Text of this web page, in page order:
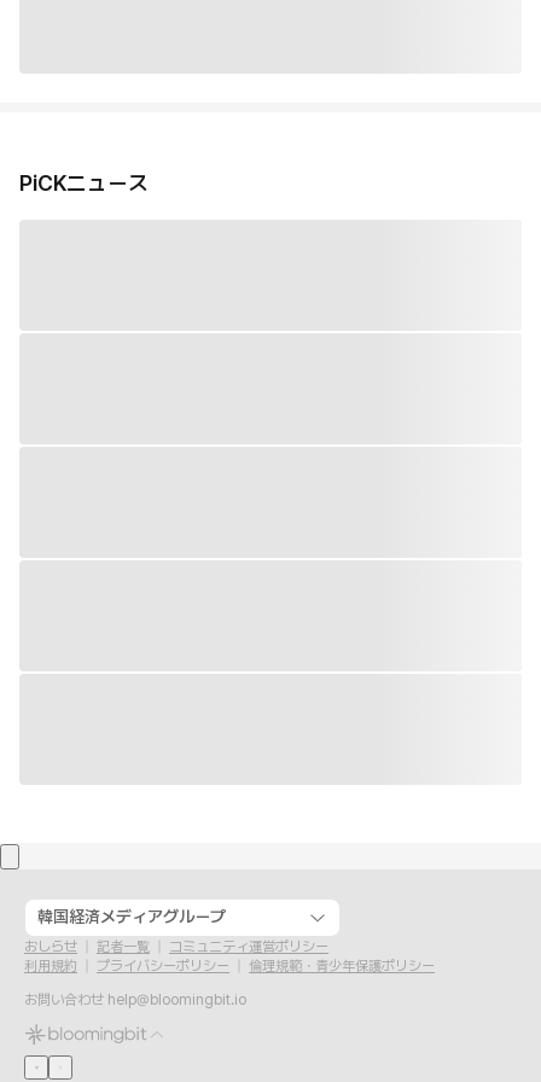
PiCKニュース
韓国経済メディアグループ
おしらせ 記者一覧
コミュニティ運営ポリシー
利用規約
プライバシーポリシー
倫理規範・青少年保護ポリシー
お問い合わせ help@bloomingbit.io